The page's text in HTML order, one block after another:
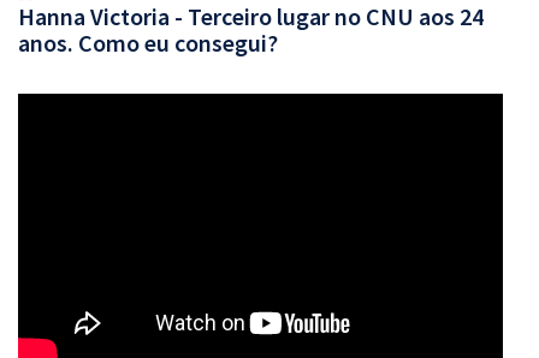
Hanna Victoria - Terceiro lugar no CNU aos 24
anos. Como eu consegui?